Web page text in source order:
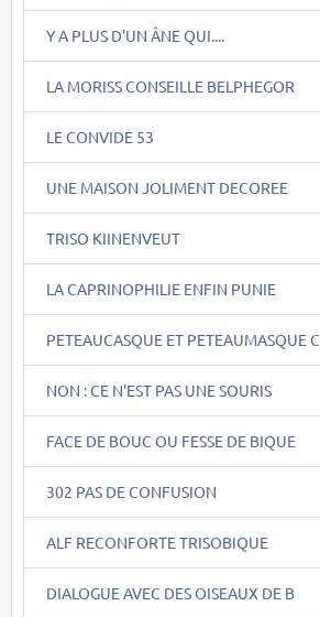
Y A PLUS D'UN ÂNE QUI....
LA MORISS CONSEILLE BELPHEGOR
LE CONVIDE 53
UNE MAISON JOLIMENT DECOREE
TRISO KIINENVEUT
LA CAPRINOPHILIE ENFIN PUNIE
PETEAUCASQUE ET PETEAUMASQUE C
NON : CE N'EST PAS UNE SOURIS
FACE DE BOUC OU FESSE DE BIQUE
302 PAS DE CONFUSION
ALF RECONFORTE TRISOBIQUE
DIALOGUE AVEC DES OISEAUX DE B